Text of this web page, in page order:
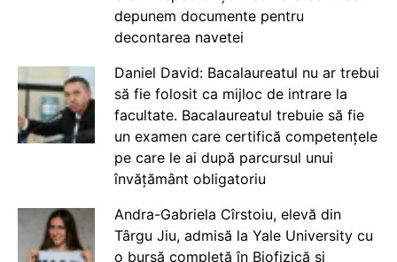
depunem documente pentru
decontarea navetei
Daniel David: Bacalaureatul nu ar trebui
să fie folosit ca mijloc de intrare la
facultate. Bacalaureatul trebuie să fie
un examen care certifică competențele
pe care le ai după parcursul unui
învățământ obligatoriu
Andra-Gabriela Cîrstoiu, elevă din
Târgu Jiu, admisă la Yale University cu
o bursă completă în Biofizică și